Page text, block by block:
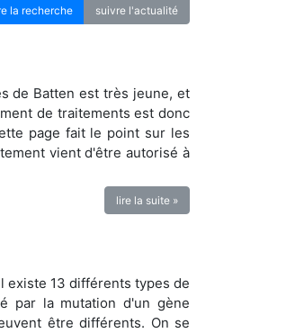
la recherche suivre l'actualité
de Batten est très jeune, et
de traitements est donc
page fait le point sur les
vient d'être autorisé à
lire la suite »
existe 13 différents types de
par la mutation d'un gène
être différents. On se